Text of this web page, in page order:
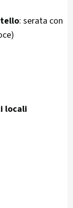
: serata con
locali